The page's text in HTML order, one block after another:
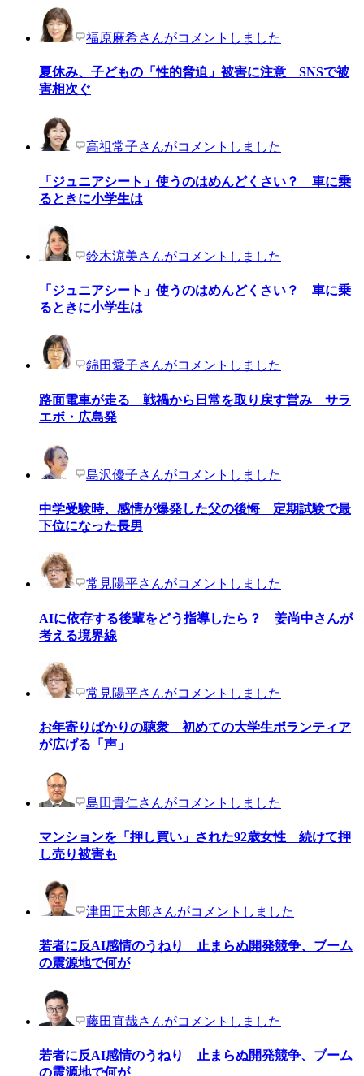
福原麻希さんがコメントしました
夏休み、子どもの「性的脅迫」被害に注意 SNSで被
害相次ぐ
高祖常子さんがコメントしました
「ジュニアシート」使うのはめんどくさい？ 車に乗
るときに小学生は
鈴木涼美さんがコメントしました
「ジュニアシート」使うのはめんどくさい？ 車に乗
るときに小学生は
錦田愛子さんがコメントしました
路面電車が走る 戦禍から日常を取り戻す営み サラ
エボ・広島発
島沢優子さんがコメントしました
中学受験時、感情が爆発した父の後悔 定期試験で最
下位になった長男
常見陽平さんがコメントしました
AIに依存する後輩をどう指導したら？ 姜尚中さんが
考える境界線
常見陽平さんがコメントしました
お年寄りばかりの聴衆 初めての大学生ボランティア
が広げる「声」
島田貴仁さんがコメントしました
マンションを「押し買い」された92歳女性 続けて押
し売り被害も
津田正太郎さんがコメントしました
若者に反AI感情のうねり 止まらぬ開発競争、ブーム
の震源地で何が
藤田直哉さんがコメントしました
若者に反AI感情のうねり 止まらぬ開発競争、ブーム
の震源地で何が